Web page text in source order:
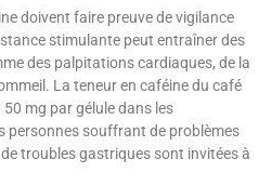
doivent faire preuve de vigilance
stimulante peut entraîner des
des palpitations cardiaques, de la
La teneur en caféine du café
mg par gélule dans les
personnes souffrant de problèmes
troubles gastriques sont invitées à